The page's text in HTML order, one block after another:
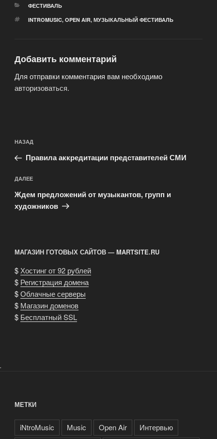
РУБРИКИ
ФЕСТИВАЛЬ
МЕТКИ
INTROMUSIC, OPEN AIR, МУЗЫКАЛЬНЫЙ ФЕСТИВАЛЬ
Добавить комментарий
Для отправки комментария вам необходимо
авторизоваться.
по
записям
Предыдущая
запись:
НАЗАД
Правила аккредитации представителей СМИ
Следующая
запись
ДАЛЕЕ
Ждем предложений от музыкантов, групп и
художников
МАГАЗИН ГОТОВЫХ САЙТОВ — MARTSITE.RU
$Хостинг от 92 рублей
$ Регистрация домена
$Облачные серверы
$ Магазин доменов
$ Бесплатный SSL
.
МЕТКИ
iNtroMusic Music Open Air
Интервью